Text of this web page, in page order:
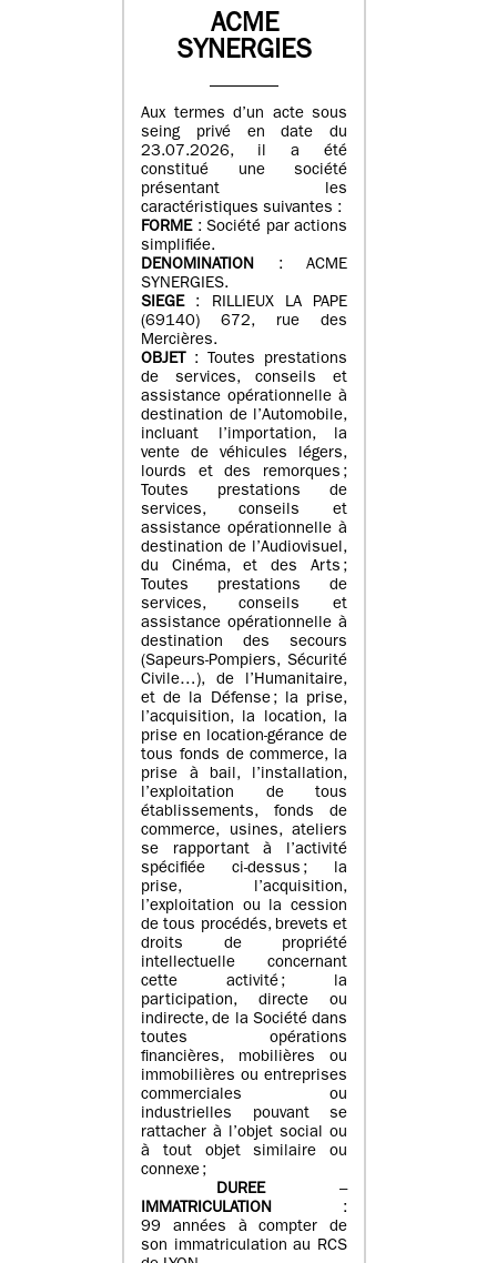
ACME
SYNERGIES
Aux termes d’un acte sous
seing privé en date du
23.07.2026, il a été
constitué une société
présentant les
caractéristiques suivantes :
FORME: Société par actions
simplifiée.
DENOMINATION : ACME
SYNERGIES.
SIEGE: RILLIEUX LA PAPE
(69140) 672, rue des
Mercières.
OBJET
: Toutes prestations
de services, conseils et
assistance opérationnelle à
destination de l’Automobile,
incluant l’importation, la
vente de véhicules légers,
lourds et des remorques ;
Toutes prestations de
services, conseils et
assistance opérationnelle à
destination de l’Audiovisuel,
du Cinéma, et des Arts ;
Toutes prestations de
services, conseils et
assistance opérationnelle à
destination des secours
(Sapeurs-Pompiers, Sécurité
Civile…), de l’Humanitaire,
et de la Défense ; la prise,
l’acquisition, la location, la
prise en location-gérance de
tous fonds de commerce, la
prise à bail, l’installation,
l’exploitation de tous
établissements, fonds de
commerce, usines, ateliers
se rapportant à l’activité
spécifiée ci-dessus ; la
prise, l’acquisition,
l’exploitation ou la cession
de tous procédés, brevets et
droits de propriété
intellectuelle concernant
cette activité ; la
participation, directe ou
indirecte, de la Société dans
toutes opérations
financières, mobilières ou
immobilières ou entreprises
commerciales ou
industrielles pouvant se
rattacher à l’objet social ou
à tout objet similaire ou
connexe ;
DUREE–
IMMATRICULATION :
99 années à compter de
son immatriculation au RCS